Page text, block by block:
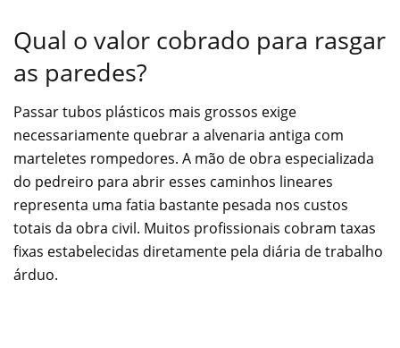
Qual o valor cobrado para rasgar
as paredes?
Passar tubos plásticos mais grossos exige
necessariamente quebrar a alvenaria antiga com
marteletes rompedores. A mão de obra especializada
do pedreiro para abrir esses caminhos lineares
representa uma fatia bastante pesada nos custos
totais da obra civil. Muitos profissionais cobram taxas
fixas estabelecidas diretamente pela diária de trabalho
árduo.